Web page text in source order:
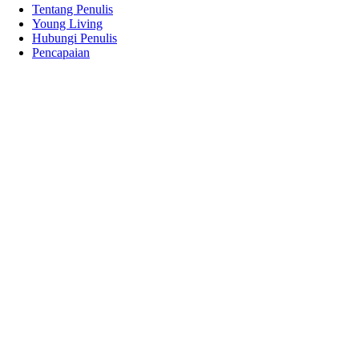
Tentang Penulis
Young Living
Hubungi Penulis
Pencapaian